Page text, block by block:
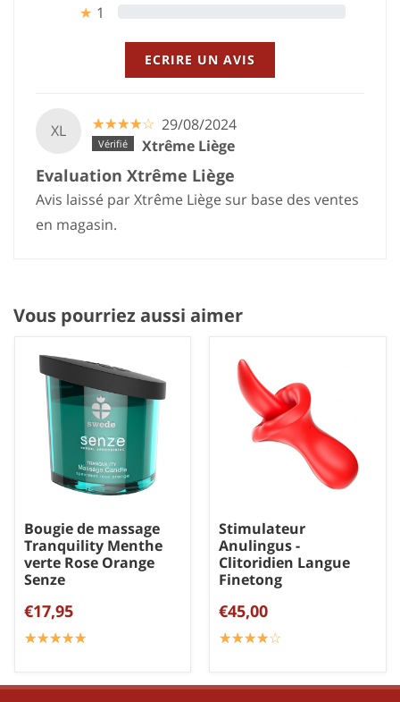
★ 1
ECRIRE UN AVIS
XL ☆☆☆☆☆
★★★★★ 29/08/2024
Xtrême Liège
Evaluation Xtrême Liège
Avis laissé par Xtrême Liège sur base des ventes
en magasin.
Vous pourriez aussi aimer
Bougie de massage
Tranquility Menthe
verte Rose Orange
Senze
€17,95
☆☆☆☆☆
★★★★★
Stimulateur
Anulingus -
Clitoridien Langue
Finetong
€45,00
☆☆☆☆☆
★★★★★